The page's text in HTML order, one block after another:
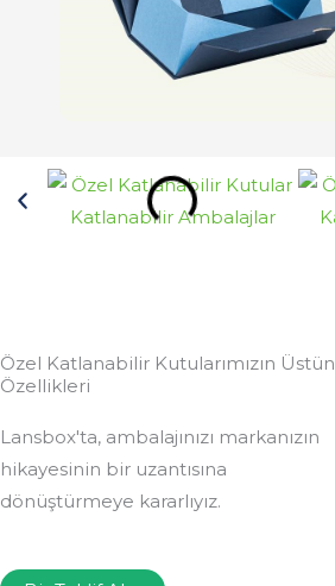
Özel Katlanabilir Kutularımızın Üstün
Özellikleri
Lansbox'ta, ambalajınızı markanızın
hikayesinin bir uzantısına
dönüştürmeye kararlıyız.